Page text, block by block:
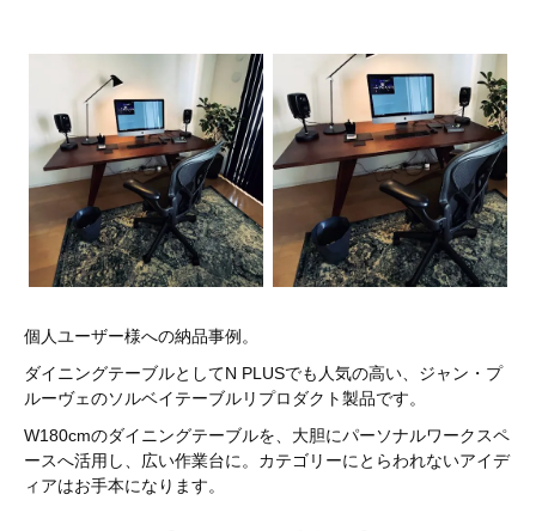
個人ユーザー様への納品事例。
ダイニングテーブルとしてN PLUSでも人気の高い、ジャン・プ
ルーヴェのソルベイテーブルリプロダクト製品です。
W180cmのダイニングテーブルを、大胆にパーソナルワークスペ
ースへ活用し、広い作業台に。カテゴリーにとらわれないアイデ
ィアはお手本になります。